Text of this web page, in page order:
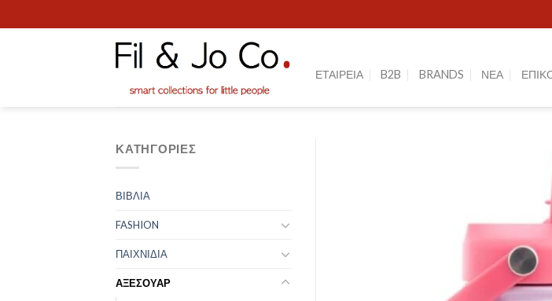
to
ΕΤΑΙΡΕΙΑ B2B BRANDS ΝΕΑ
ΚΑΤΗΓΟΡΊΕΣ
ΒΙΒΛΙΑ
FASHION
ΠΑΙΧΝΙΔΙΑ
ΑΞΕΣΟΥΑΡ